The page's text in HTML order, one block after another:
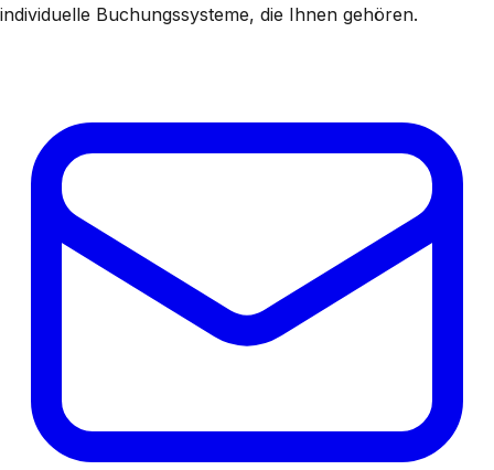
individuelle Buchungssysteme, die Ihnen gehören.